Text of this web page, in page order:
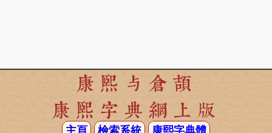
康熙与倉頡
康熙字典網上版
主頁 檢索系統 康熙字典體